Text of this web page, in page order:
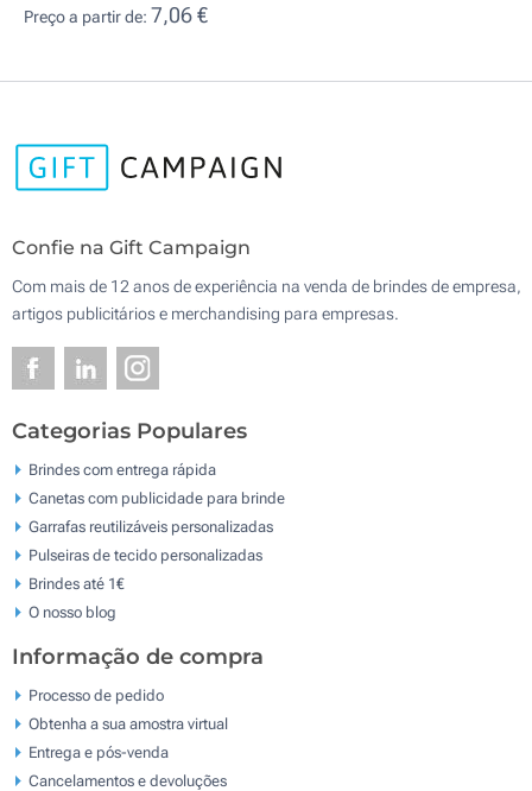
Preço a partir de: 7,06 €
Confie na Gift Campaign
Com mais de 12 anos de experiência na venda de brindes de empresa,
artigos publicitários e merchandising para empresas.
Categorias Populares
Brindes com entrega rápida
Canetas com publicidade para brinde
Garrafas reutilizáveis personalizadas
Pulseiras de tecido personalizadas
Brindes até 1€
O nosso blog
Informação de compra
Processo de pedido
Obtenha a sua amostra virtual
Entrega e pós-venda
Cancelamentos e devoluções